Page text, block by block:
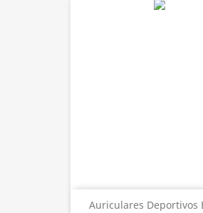
Auriculares Deportivos